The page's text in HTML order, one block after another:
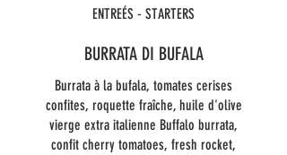
ENTREÉS - STARTERS
BURRATA DI BUFALA
Burrata à la bufala, tomates cerises
confites, roquette fraîche, huile d'olive
vierge extra italienne Buffalo burrata,
confit cherry tomatoes, fresh rocket,